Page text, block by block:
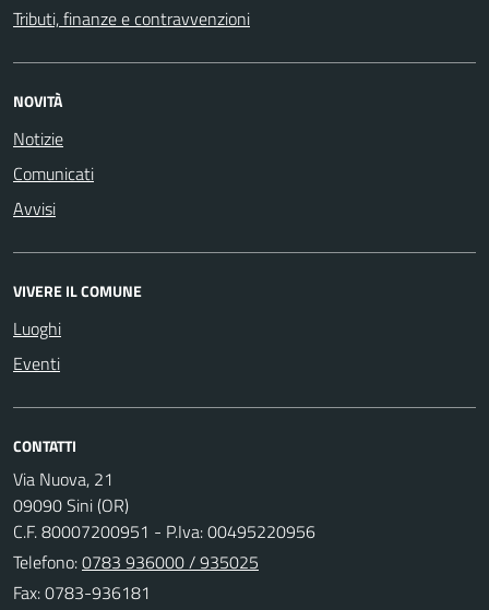
Tributi, finanze e contravvenzioni
NOVITÀ
Notizie
Comunicati
Avvisi
VIVERE IL COMUNE
Luoghi
Eventi
CONTATTI
Via Nuova, 21
09090 Sini (OR)
C.F. 80007200951 - P.Iva: 00495220956
Telefono:0783 936000 / 935025
Fax: 0783-936181